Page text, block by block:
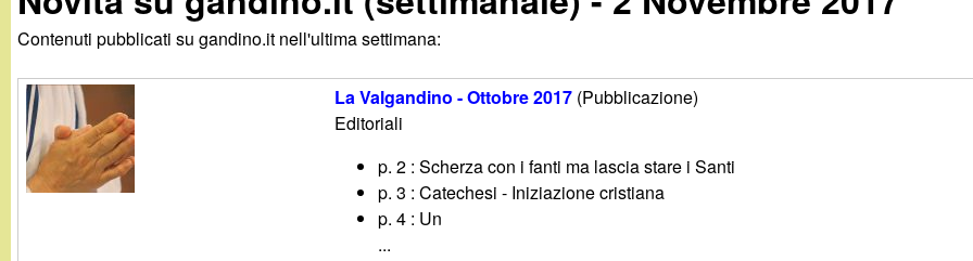
w
.
g
a
sei
Contenuti pubblicati su gandino.it nell'ultima settimana:
La Valgandino - Ottobre 2017 (Pubblicazione)
Editoriali
p. 2 : Scherza con i fanti ma lascia stare i Santi
p. 3 : Catechesi - Iniziazione cristiana
p. 4 : Un
...